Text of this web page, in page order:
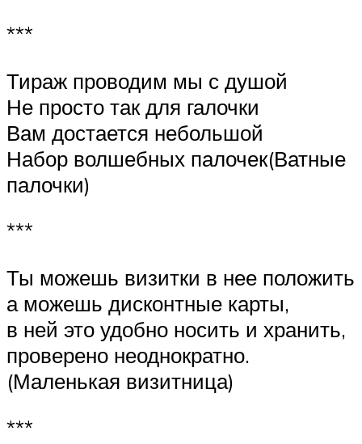
***
Тираж проводим мы с душой
Не просто так для галочки
Вам достается небольшой
Набор волшебных палочек(Ватные
палочки)
***
Ты можешь визитки в нее положить
а можешь дисконтные карты,
в ней это удобно носить и хранить,
проверено неоднократно.
(Маленькая визитница)
***